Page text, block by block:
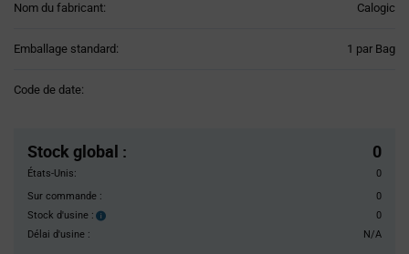
Nom du fabricant: Calogic
Emballage standard: 1 par Bag
Code de date:
Stock global : 0
États-Unis:
0
Sur commande :
0
Stock d'usine :
Stock
0
Délai d'usine :
N/A